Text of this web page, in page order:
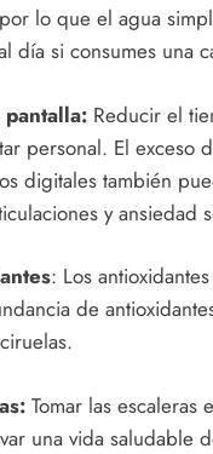
lo que el agua
día si consumes una
Reducir el
personal. El exceso
digitales también
y ansiedad
: Los
de
Tomar las
una vida saludable